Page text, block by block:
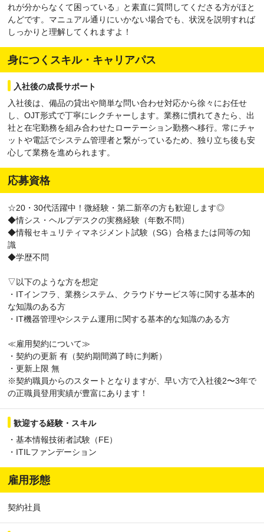
れが分からなくて困っている」と素直に質問してくださる方がほと
んどです。マニュアル通りにいかない場合でも、状況を説明すれば
しっかりと理解してくれますよ！
身につくスキル・キャリアパス
入社後の成長サポート
入社後は、備品の貸出や簡単な問い合わせ対応から徐々にお任せ
し、OJT形式で丁寧にレクチャーします。業務に慣れてきたら、出
社と在宅勤務を組み合わせたローテーション勤務へ移行。常にチャ
ットや電話でシステム管理者と繋がっているため、独り立ち後も安
心して業務を進められます。
応募資格
☆20・30代活躍中！微経験・第二新卒の方も歓迎します◎
◆情シス・ヘルプデスクの実務経験（年数不問）
◆情報セキュリティマネジメント試験（SG）合格または同等の知
識
◆学歴不問
▽以下のような方を想定
・ITインフラ、業務システム、クラウドサービス等に関する基本的
な知識のある方
・IT機器管理やシステム運用に関する基本的な知識のある方
≪雇用契約について≫
・契約の更新 有（契約期間満了時に判断）
・更新上限 無
※契約職員からのスタートとなりますが、早い方で入社後2〜3年で
の正職員登用実績が豊富にあります！
歓迎する経験・スキル
・基本情報技術者試験（FE）
・ITILファンデーション
雇用形態
契約社員